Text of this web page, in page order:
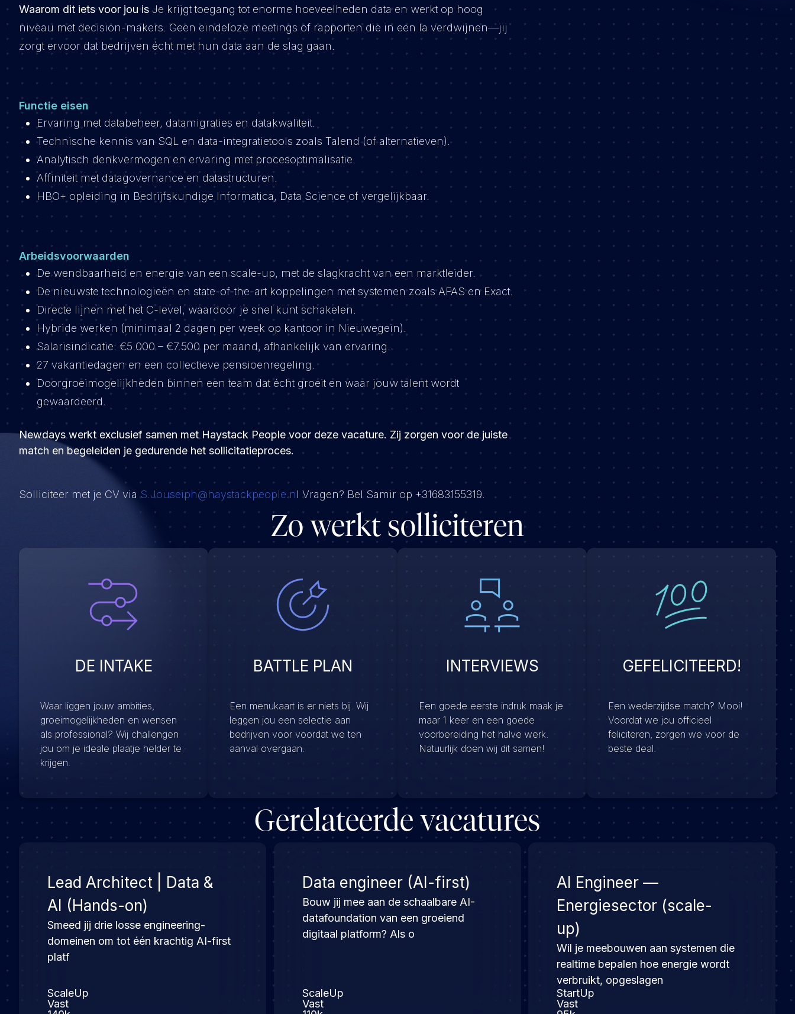
Waarom dit iets voor jou is Je krijgt toegang tot enorme hoeveelheden data en werkt op hoog
niveau met decision-makers. Geen eindeloze meetings of rapporten die in een la verdwijnen—jij
zorgt ervoor dat bedrijven écht met hun data aan de slag gaan.
Functie eisen
Ervaring met databeheer, datamigraties en datakwaliteit.
Technische kennis van SQL en data-integratietools zoals Talend (of alternatieven).
Analytisch denkvermogen en ervaring met procesoptimalisatie.
Affiniteit met datagovernance en datastructuren.
HBO+ opleiding in Bedrijfskundige Informatica, Data Science of vergelijkbaar.
Arbeidsvoorwaarden
De wendbaarheid en energie van een scale-up, met de slagkracht van een marktleider.
De nieuwste technologieën en state-of-the-art koppelingen met systemen zoals AFAS en Exact.
Directe lijnen met het C-level, waardoor je snel kunt schakelen.
Hybride werken (minimaal 2 dagen per week op kantoor in Nieuwegein).
Salarisindicatie: €5.000 – €7.500 per maand, afhankelijk van ervaring.
27 vakantiedagen en een collectieve pensioenregeling.
Doorgroeimogelijkheden binnen een team dat écht groeit en waar jouw talent wordt
gewaardeerd.
Newdays werkt exclusief samen met Haystack People voor deze vacature. Zij zorgen voor de juiste
match en begeleiden je gedurende het sollicitatieproces.
Solliciteer met je CV viaS.Jouseiph@haystackpeople.nl Vragen? Bel Samir op +31683155319.
Zo werkt solliciteren
DE INTAKE
Waar liggen jouw ambities,
groeimogelijkheden en wensen
als professional? Wij challengen
jou om je ideale plaatje helder te
krijgen.
BATTLE PLAN
Een menukaart is er niets bij. Wij
leggen jou een selectie aan
bedrijven voor voordat we ten
aanval overgaan.
INTERVIEWS
Een goede eerste indruk maak je
maar 1 keer en een goede
voorbereiding het halve werk.
Natuurlijk doen wij dit samen!
GEFELICITEERD!
Een wederzijdse match? Mooi!
Voordat we jou officieel
feliciteren, zorgen we voor de
beste deal.
Gerelateerde vacatures
Lead Architect | Data &
AI (Hands-on)
Smeed jij drie losse engineering-
domeinen om tot één krachtig AI-first
platf
ScaleUp
Vast
Data engineer (AI-first)
Bouw jij mee aan de schaalbare AI-
datafoundation van een groeiend
digitaal platform? Als o
ScaleUp
Vast
AI Engineer —
Energiesector (scale-
up)
Wil je meebouwen aan systemen die
realtime bepalen hoe energie wordt
verbruikt, opgeslagen
StartUp
Vast